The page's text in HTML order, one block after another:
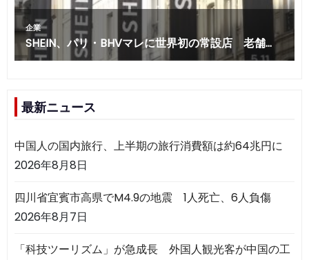
最新ニュース
中国人の国内旅行、上半期の旅行消費額は約64兆円に
2026年8月8日
四川省宜賓市高県でM4.9の地震 1人死亡、6人負傷
2026年8月7日
「科技ツーリズム」が急成長 外国人観光客が中国の工